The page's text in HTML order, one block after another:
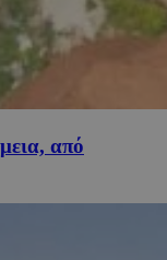
από